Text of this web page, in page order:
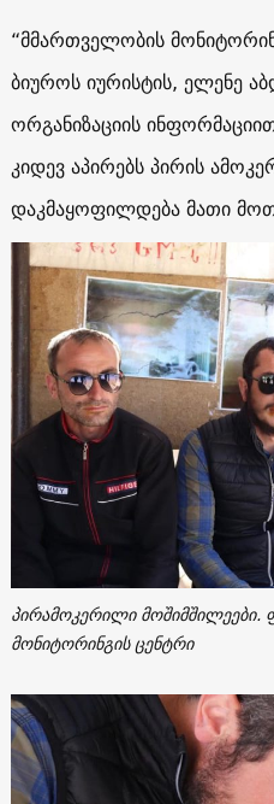
“მმართველობის
ბიუროს იურისტის, ელენე
ორგანიზაციის
კიდევ აპირებს პირის
დაკმაყოფილდება მათი
პირამოკერილი
მონიტორინგის ცენტრი